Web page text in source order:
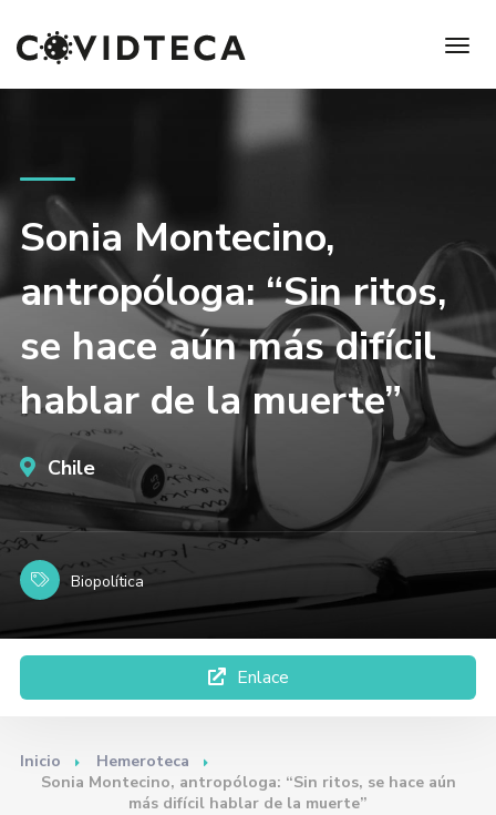
Sonia Montecino,
antropóloga: “Sin ritos,
se hace aún más difícil
hablar de la muerte”
Chile
Biopolítica
Enlace
Inicio
Hemeroteca
Sonia Montecino, antropóloga: “Sin ritos, se hace aún
más difícil hablar de la muerte”